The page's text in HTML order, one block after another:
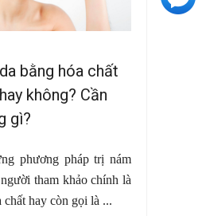
bằng hóa chất
không? Cần
gì?
phương pháp trị nám
tham khảo chính là
chất hay còn gọi là ...